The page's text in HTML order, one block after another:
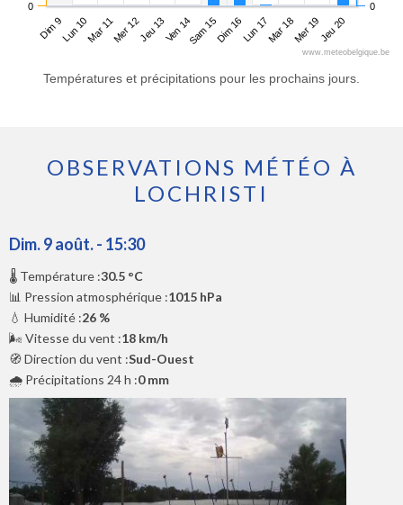
Dim 9Lun 10Mar 11Mer 12Jeu 13Ven 14Sam 15Dim 16Lun 17Mar 18Mer 19Jeu 20
0 0
www.meteobelgique.be
Températures et précipitations pour les prochains jours.
OBSERVATIONS MÉTÉO À
LOCHRISTI
Dim. 9 août. - 15:30
🌡️ Température :30.5 °C
📊 Pression atmosphérique :1015 hPa
💧 Humidité :26 %
🌬️ Vitesse du vent :18 km/h
🧭 Direction du vent :Sud-Ouest
🌧️ Précipitations 24 h :0 mm